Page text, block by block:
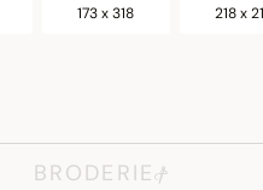
173 x 318 218 x
BRODERIE